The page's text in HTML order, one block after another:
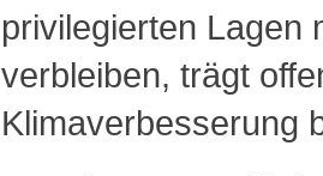
privilegierten Lagen
verbleiben, trägt
Klimaverbesserung